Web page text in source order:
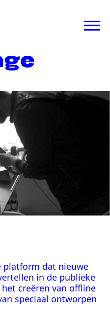
platform dat nieuwe
in de publieke
creëren van offline
speciaal ontworpen